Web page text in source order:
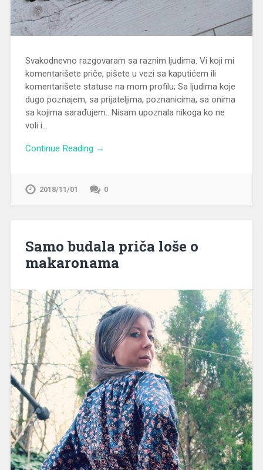
Svakodnevno razgovaram sa raznim ljudima. Vi koji mi
komentarišete priče, pišete u vezi sa kaputićem ili
komentarišete statuse na mom profilu; Sa ljudima koje
dugo poznajem, sa prijateljima, poznanicima, sa onima
sa kojima sarađujem…Nisam upoznala nikoga ko ne
voli i…
Continue Reading →
2018/11/01 0
Samo budala priča loše o
makaronama